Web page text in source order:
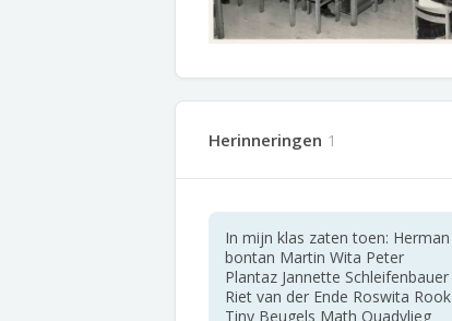
Herinneringen 1
In mijn klas zaten toen: Herman
bontan Martin Wita Peter
Plantaz Jannette Schleifenbauer
Riet van der Ende Roswita Rook
Tiny Beugels Math Quadvlieg